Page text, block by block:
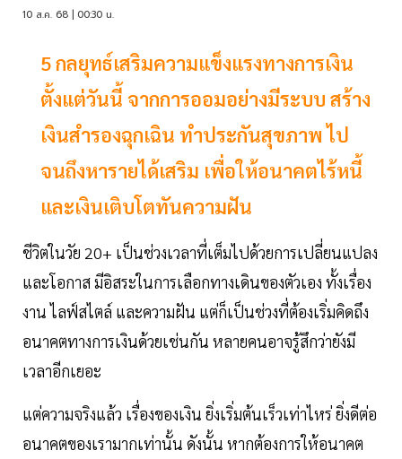
10 ส.ค. 68 | 00:30 น.
5 กลยุทธ์เสริมความแข็งแรงทางการเงิน
ตั้งแต่วันนี้ จากการออมอย่างมีระบบ สร้าง
เงินสำรองฉุกเฉิน ทำประกันสุขภาพ ไป
จนถึงหารายได้เสริม เพื่อให้อนาคตไร้หนี้
และเงินเติบโตทันความฝัน
ชีวิตในวัย 20+ เป็นช่วงเวลาที่เต็มไปด้วยการเปลี่ยนแปลง
และโอกาส มีอิสระในการเลือกทางเดินของตัวเอง ทั้งเรื่อง
งาน ไลฟ์สไตล์ และความฝัน แต่ก็เป็นช่วงที่ต้องเริ่มคิดถึง
อนาคตทางการเงินด้วยเช่นกัน หลายคนอาจรู้สึกว่ายังมี
เวลาอีกเยอะ
แต่ความจริงแล้ว เรื่องของเงิน ยิ่งเริ่มต้นเร็วเท่าไหร่ ยิ่งดีต่อ
อนาคตของเรามากเท่านั้น ดังนั้น หากต้องการให้อนาคต